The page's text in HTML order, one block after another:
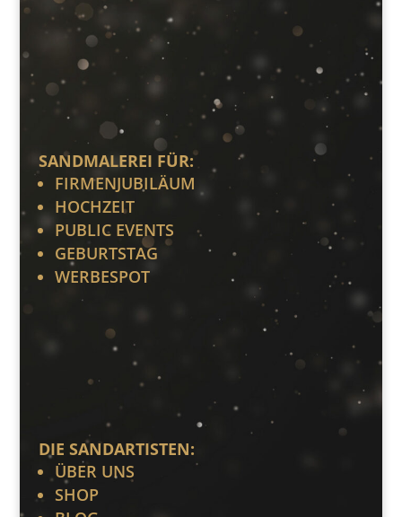
SANDMALEREI FÜR:
FIRMENJUBILÄUM
HOCHZEIT
PUBLIC EVENTS
GEBURTSTAG
WERBESPOT
DIE SANDARTISTEN:
ÜBER UNS
SHOP